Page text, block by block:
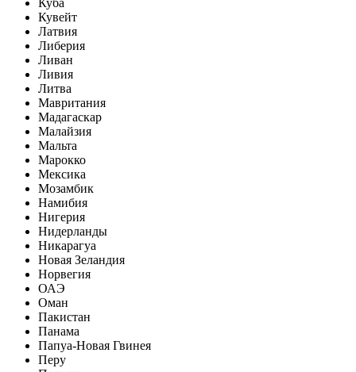
Куба
Кувейт
Латвия
Либерия
Ливан
Ливия
Литва
Мавритания
Мадагаскар
Малайзия
Мальта
Марокко
Мексика
Мозамбик
Намибия
Нигерия
Нидерланды
Никарагуа
Новая Зеландия
Норвегия
ОАЭ
Оман
Пакистан
Панама
Папуа-Новая Гвинея
Перу